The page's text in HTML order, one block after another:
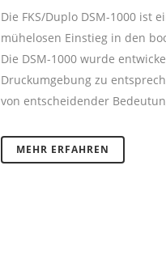
Die FKS/Duplo DSM-1000 ist
mühelosen Einstieg in den
Die DSM-1000 wurde
Druckumgebung zu
von entscheidender
MEHR ERFAHREN